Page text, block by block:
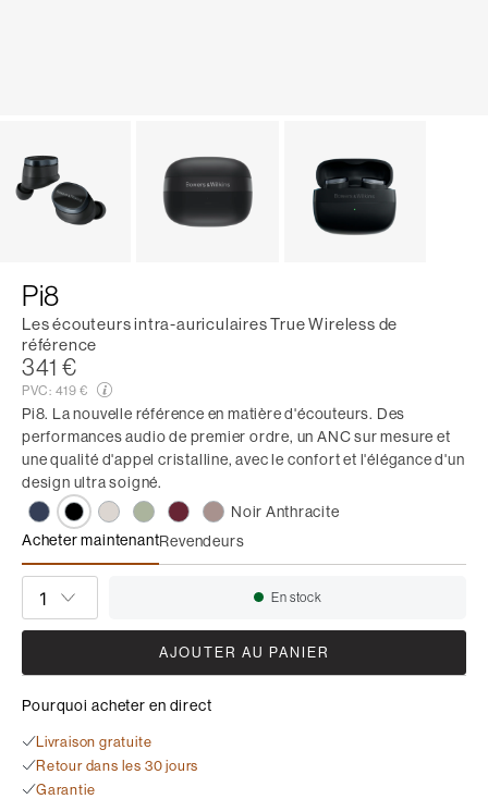
Pi8
Les écouteurs intra-auriculaires True Wireless de
référence
341 €
PVC: 419 €
Pi8. La nouvelle référence en matière d'écouteurs. Des
performances audio de premier ordre, un ANC sur mesure et
une qualité d'appel cristalline, avec le confort et l'élégance d'un
design ultra soigné.
Noir Anthracite
Acheter maintenant
Pi8
Revendeurs
Disponibilité:
En stock
AJOUTER AU PANIER
Pourquoi acheter en direct
Livraison gratuite
Retour dans les 30 jours
Garantie